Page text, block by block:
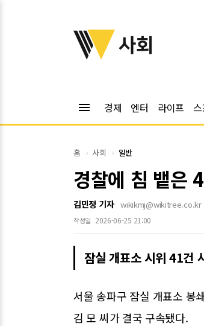
위키트리
사회
menu 경제 엔터 라이프
홈 사회 일반
경찰에 침 뱉은
김민정 기자 wikikmj@wikitree.co.kr
작성일 2026-06-25 21:00
잠실 개표소 시위 41건
서울 송파구 잠실 개표소 봉
김 모 씨가 결국 구속됐다.